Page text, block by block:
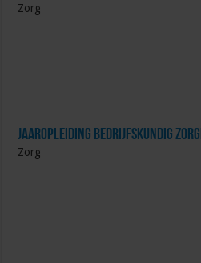
Zorg
Jaaropleiding Bedrijfskundig
Zorg